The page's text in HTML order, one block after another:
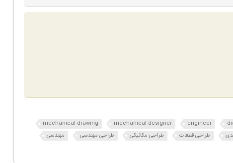
engineer
mechanical designer
mechanical drawing
طراحی قطعات طراحی مکانیکی طراحی مهندسی مهندسی